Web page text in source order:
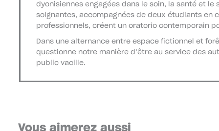
dyonisiennes engagées dans le soin, la santé et
soignantes, accompagnées de deux étudiants en
professionnels, créent un oratorio contemporain
Dans une alternance entre espace fictionnel et
questionne notre manière d’être au service des
public vacille.